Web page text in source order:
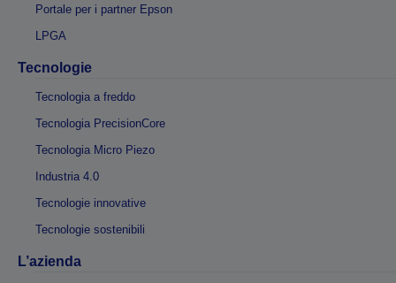
Portale per i partner Epson
LPGA
Tecnologie
Tecnologia a freddo
Tecnologia PrecisionCore
Tecnologia Micro Piezo
Industria 4.0
Tecnologie innovative
Tecnologie sostenibili
L’azienda